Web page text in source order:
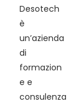
Desotech
è
un’azienda
di
formazion
e e
consulenza